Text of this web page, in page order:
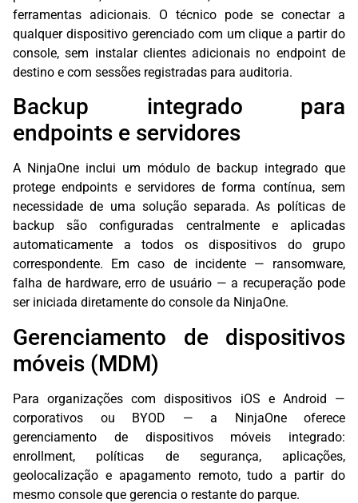
ferramentas adicionais. O técnico pode se conectar a
qualquer dispositivo gerenciado com um clique a partir do
console, sem instalar clientes adicionais no endpoint de
destino e com sessões registradas para auditoria.
Backup integrado para
endpoints e servidores
A NinjaOne inclui um módulo de backup integrado que
protege endpoints e servidores de forma contínua, sem
necessidade de uma solução separada. As políticas de
backup são configuradas centralmente e aplicadas
automaticamente a todos os dispositivos do grupo
correspondente. Em caso de incidente — ransomware,
falha de hardware, erro de usuário — a recuperação pode
ser iniciada diretamente do console da NinjaOne.
Gerenciamento de dispositivos
móveis (MDM)
Para organizações com dispositivos iOS e Android —
corporativos ou BYOD — a NinjaOne oferece
gerenciamento de dispositivos móveis integrado:
enrollment, políticas de segurança, aplicações,
geolocalização e apagamento remoto, tudo a partir do
mesmo console que gerencia o restante do parque.